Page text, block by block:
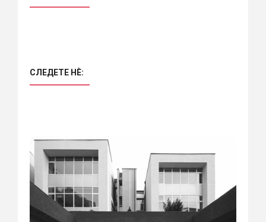
СЛЕДЕТЕ НÈ: